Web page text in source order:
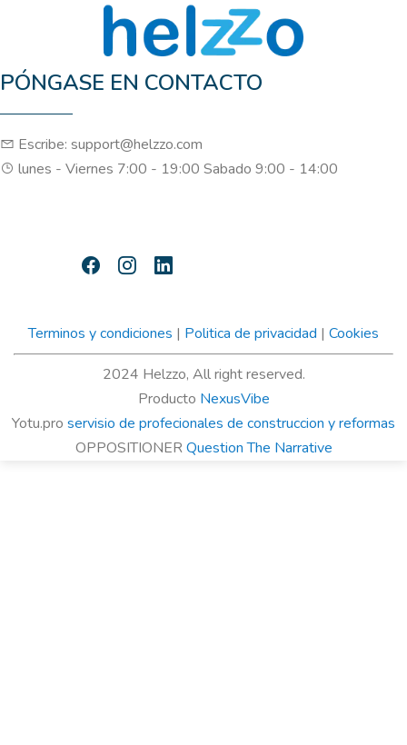
PÓNGASE EN CONTACTO
Escribe: support@helzzo.com
lunes - Viernes 7:00 - 19:00 Sabado 9:00 - 14:00
Terminos y condiciones | Politica de privacidad | Cookies
2024 Helzzo, All right reserved.
Producto NexusVibe
Yotu.pro servisio de profecionales de construccion y reformas
OPPOSITIONERQuestion The Narrative